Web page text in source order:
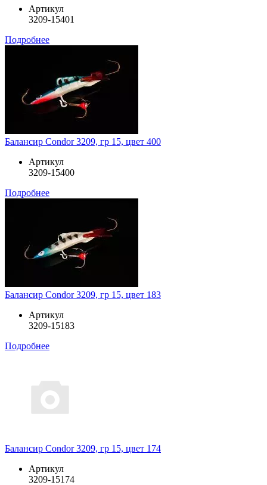
Артикул
3209-15401
Подробнее
Балансир Condor 3209, гр 15, цвет 400
Артикул
3209-15400
Подробнее
Балансир Condor 3209, гр 15, цвет 183
Артикул
3209-15183
Подробнее
Балансир Condor 3209, гр 15, цвет 174
Артикул
3209-15174